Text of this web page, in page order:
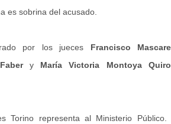
es sobrina del acusado.
por los jueces Francisco
y María Victoria Montoya
Torino representa al Ministerio Público.